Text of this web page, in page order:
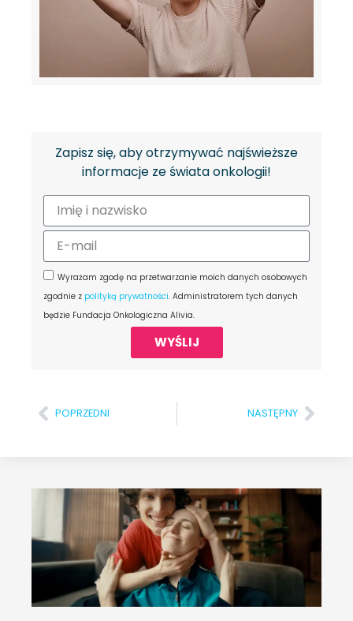
Zapisz się, aby otrzymywać najświeższe
informacje ze świata onkologii!
Wyrażam zgodę na przetwarzanie moich danych osobowych
zgodnie z polityką prywatności. Administratorem tych danych
będzie Fundacja Onkologiczna Alivia.
WYŚLIJ
POPRZEDNI NASTĘPNY